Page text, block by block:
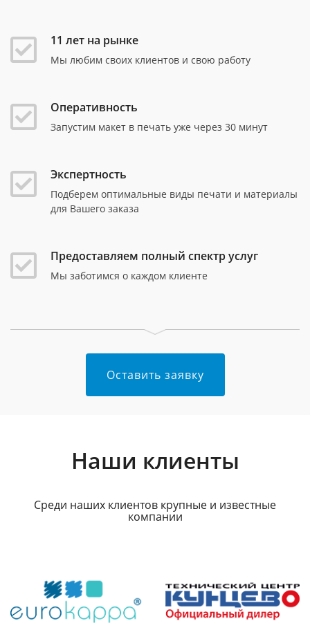
11 лет на рынке
Мы любим своих клиентов и свою работу
Оперативность
Запустим макет в печать уже через 30 минут
Экспертность
Подберем оптимальные виды печати и материалы
для Вашего заказа
Предоставляем полный спектр услуг
Мы заботимся о каждом клиенте
Оставить заявку
Наши клиенты
Среди наших клиентов крупные и известные
компании